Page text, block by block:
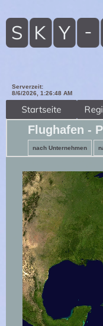
Serverzeit:
8/6/2026, 1:26:49 AM
Flughafen -
nach Unternehmen